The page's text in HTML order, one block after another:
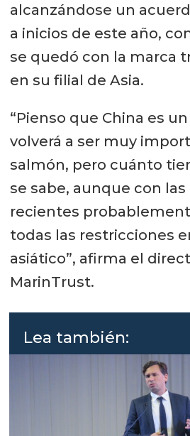
alcanzándose un
a inicios de este año,
se quedó con la marca
en su filial de Asia.
“Pienso que China es
volverá a ser muy
salmón, pero cuánto
se sabe, aunque con
recientes
todas las restricciones
asiático”, afirma el
MarinTrust.
Lea también: